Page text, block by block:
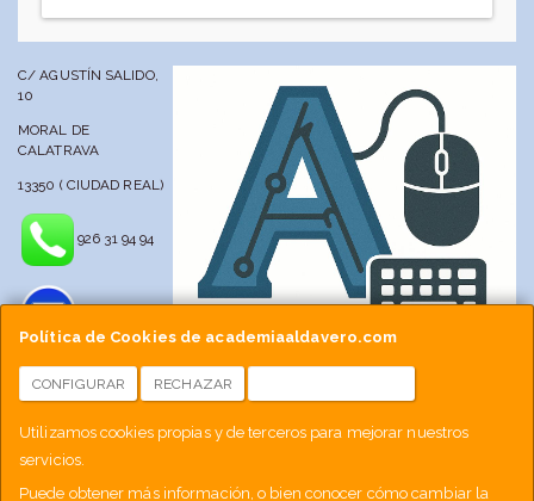
Política de Cookies de academiaaldavero.com
CONFIGURAR RECHAZAR
Utilizamos cookies propias y de terceros para mejorar nuestros
servicios.
Puede obtener más información, o bien conocer cómo cambiar la
C/ AGUSTÍN SALIDO,
10
MORAL DE
CALATRAVA
13350 ( CIUDAD REAL)
926 31 94 94